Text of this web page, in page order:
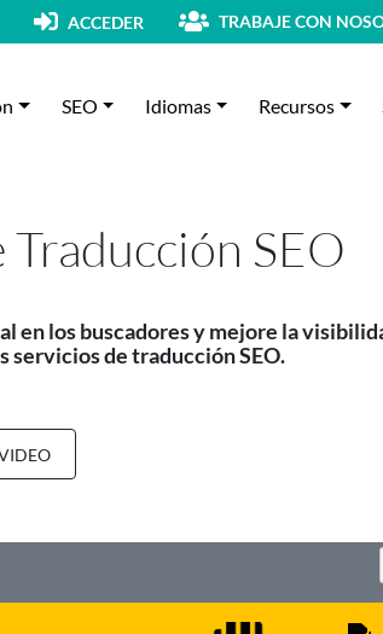
ACCEDER TRABAJE CON
SEO Idiomas Recursos
SEO
en los buscadores y mejore la
servicios de traducción SEO.